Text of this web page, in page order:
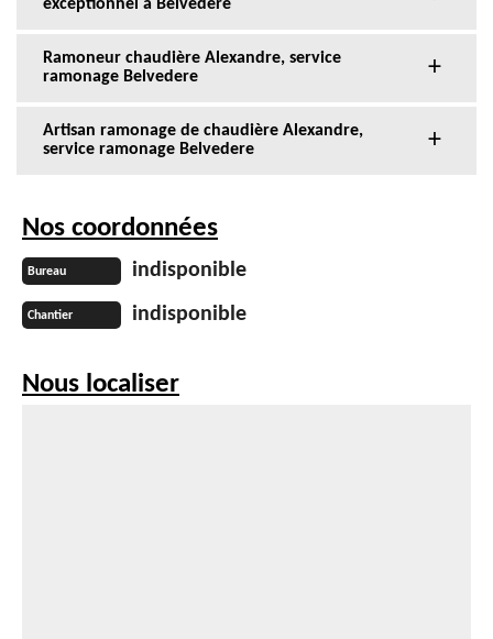
exceptionnel à Belvedere
Ramoneur chaudière Alexandre, service
ramonage Belvedere
Artisan ramonage de chaudière Alexandre,
service ramonage Belvedere
Nos coordonnées
Bureau indisponible
Chantier indisponible
Nous localiser